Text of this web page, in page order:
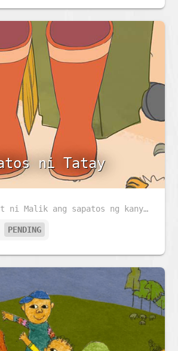
ni Tatay
Gustong masuot ni Malik ang sapatos ng kanyang Tatay habang naglilinis ng kanilang bakuran. Magkakasya kaya ang sapatos ni Tatay kay Malik?
PENDING